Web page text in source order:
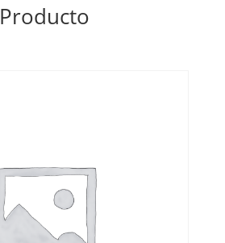
Producto